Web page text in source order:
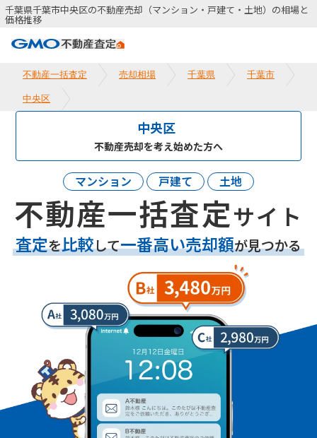
千葉県千葉市中央区の不動産売却（マンション・戸建て・土地）の相場と
価格推移
不動産一括査定 売却相場 千葉県 千葉市
中央区
中央区
不動産売却を考え始めた方へ
マンション 戸建て 土地
不動産一括査定サイト
査定を比較して一番高い売却額が見つかる